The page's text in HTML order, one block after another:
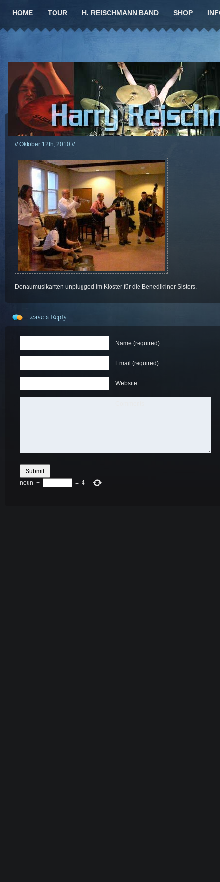
HOME TOUR H. REISCHMANN BAND SHOP
Donaumusikanten im Kloster
// Oktober 12th, 2010 //
Donaumusikanten unplugged im Kloster für die Benediktiner Sisters.
Leave a Reply
Name (required)
Email (required)
Website
neun − = 4